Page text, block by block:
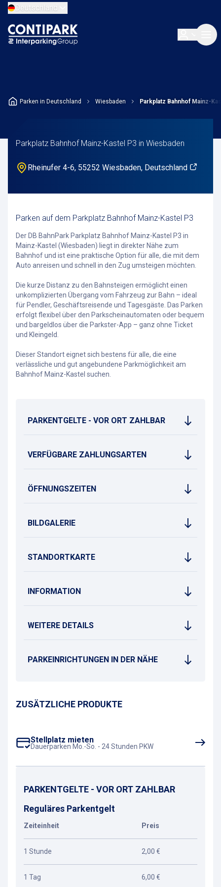
Deutschland
Parken in Deutschland Wiesbaden Parkplatz Bahnhof Mainz-
Parkplatz Bahnhof Mainz-Kastel P3 in Wiesbaden
Rheinufer 4-6, 55252 Wiesbaden, Deutschland
Parken auf dem Parkplatz Bahnhof Mainz-Kastel P3
Der DB BahnPark Parkplatz Bahnhof Mainz-Kastel P3 in
Mainz-Kastel (Wiesbaden) liegt in direkter Nähe zum
Bahnhof und ist eine praktische Option für alle, die mit dem
Auto anreisen und schnell in den Zug umsteigen möchten.
Die kurze Distanz zu den Bahnsteigen ermöglicht einen
unkomplizierten Übergang vom Fahrzeug zur Bahn – ideal
für Pendler, Geschäftsreisende und Tagesgäste. Das Parken
erfolgt flexibel über den Parkscheinautomaten oder bequem
und bargeldlos über die Parkster-App – ganz ohne Ticket
und Kleingeld.
Dieser Standort eignet sich bestens für alle, die eine
verlässliche und gut angebundene Parkmöglichkeit am
Bahnhof Mainz-Kastel suchen.
PARKENTGELTE - VOR ORT ZAHLBAR
VERFÜGBARE ZAHLUNGSARTEN
ÖFFNUNGSZEITEN
BILDGALERIE
STANDORTKARTE
INFORMATION
WEITERE DETAILS
PARKEINRICHTUNGEN IN DER NÄHE
ZUSÄTZLICHE PRODUKTE
Stellplatz mieten
Dauerparken Mo.-So. - 24 Stunden PKW
PARKENTGELTE - VOR ORT ZAHLBAR
Reguläres Parkentgelt
Zeiteinheit Preis
1 Stunde 2,00 €
1 Tag 6,00 €